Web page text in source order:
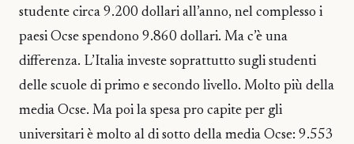
studente circa 9.200 dollari all’anno, nel complesso i
paesi Ocse spendono 9.860 dollari. Ma c’è una
differenza. L’Italia investe soprattutto sugli studenti
delle scuole di primo e secondo livello. Molto più della
media Ocse. Ma poi la spesa pro capite per gli
universitari è molto al di sotto della media Ocse: 9.553